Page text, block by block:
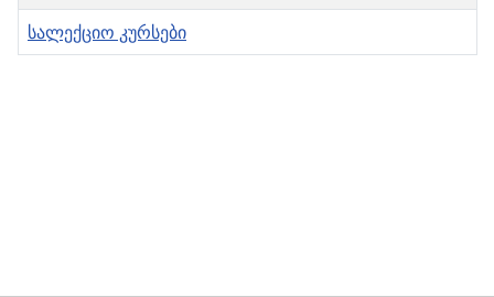
სალექციო კურსები